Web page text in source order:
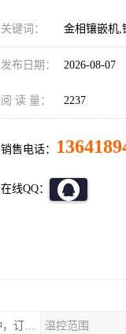
关键词： 金相镶嵌机,
发布日期： 2026-08-07
阅 读 量： 2237
销售电话：
在线QQ：
Φ22、φ30、φ45三种规格（标准配置一种，订购时选择） 温控范围